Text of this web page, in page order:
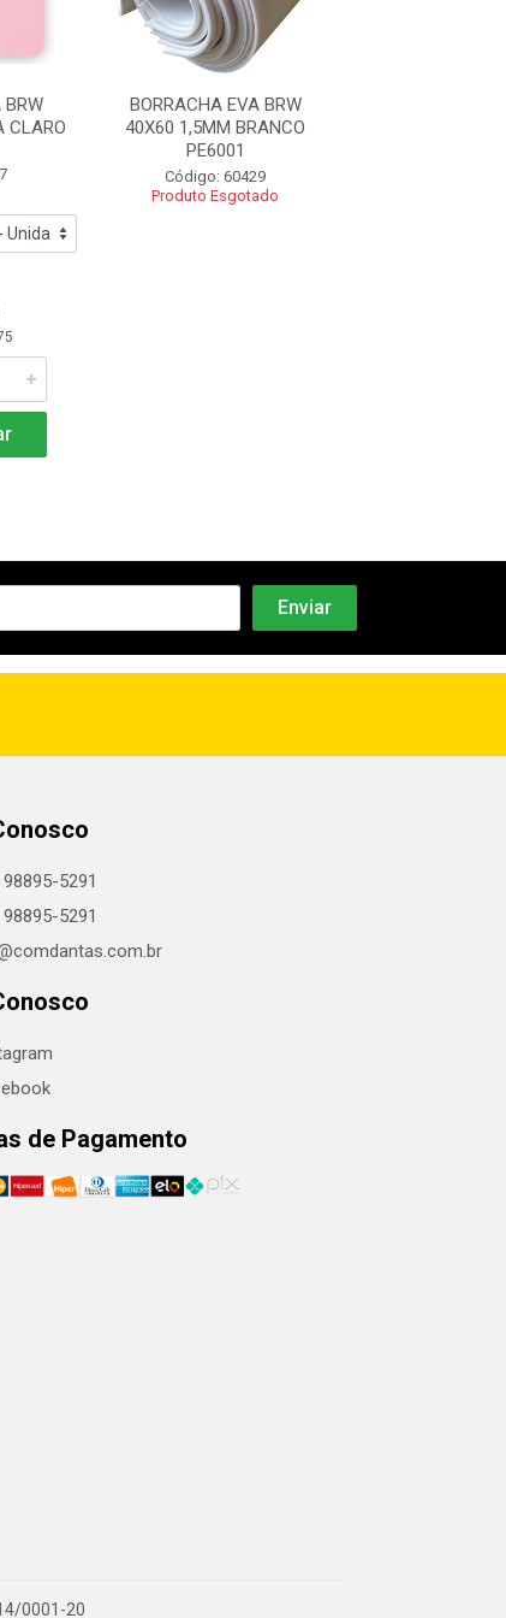
BRW
CLARO
BORRACHA EVA BRW
40X60 1,5MM BRANCO
PE6001
Código: 60429
Produto Esgotado
5291
5291
de Pagamento
0001-20